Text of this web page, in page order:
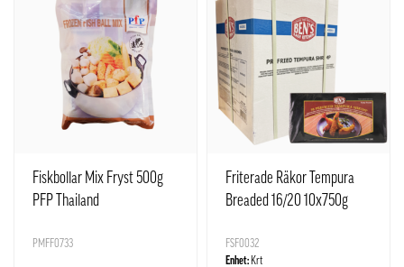
Fiskbollar Mix Fryst 500g
PFP Thailand
PMFF0733
Friterade Räkor Tempura
Breaded 16/20 10x750g
FSF0032
Enhet: Krt